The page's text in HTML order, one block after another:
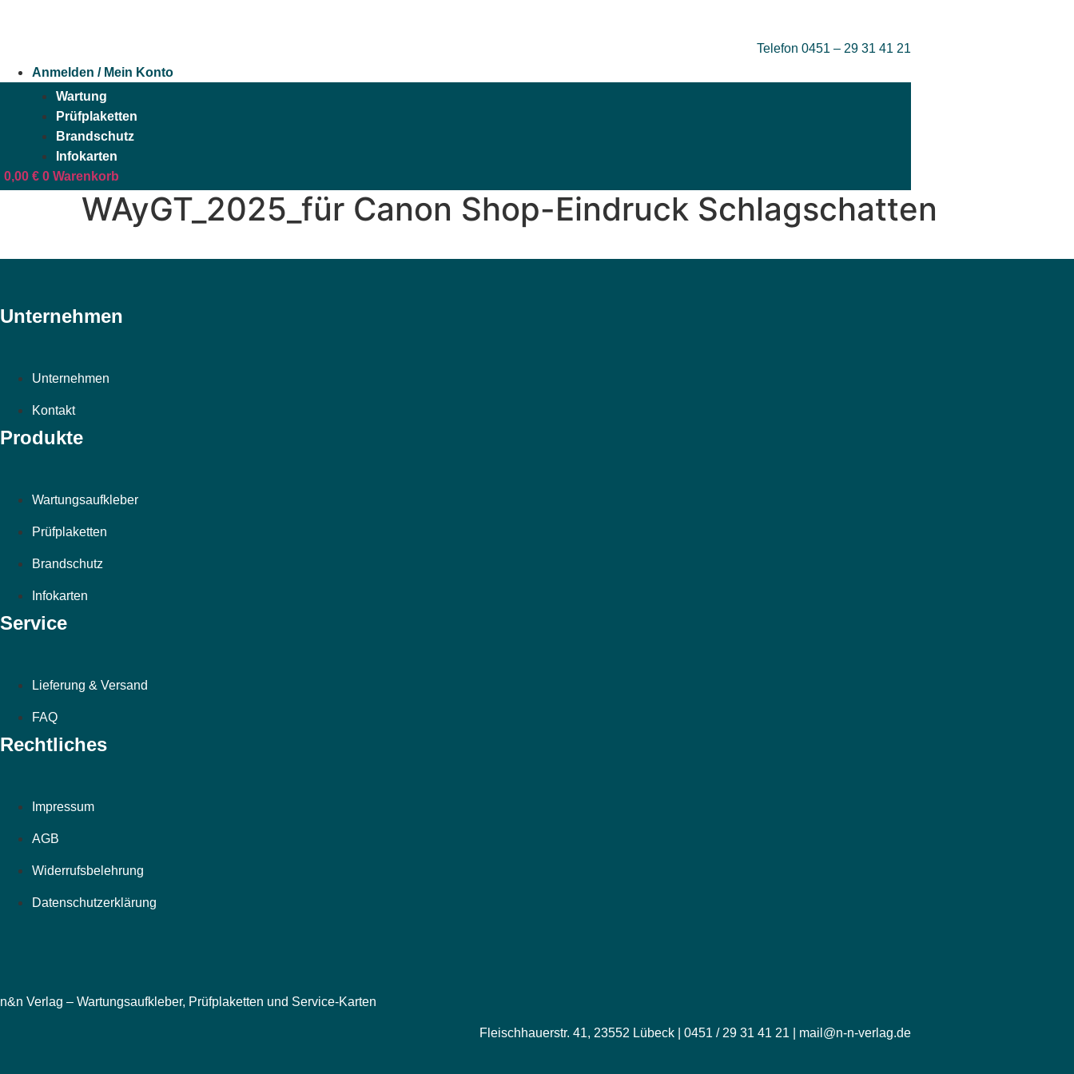
Telefon 0451 – 29 31 41 21
Anmelden / Mein Konto
Wartung
Prüfplaketten
Brandschutz
Infokarten
0,00 € 0 Warenkorb
WAyGT_2025_für Canon Shop-Eindruck Schlagschatten
Unternehmen
Unternehmen
Kontakt
Produkte
Wartungsaufkleber
Prüfplaketten
Brandschutz
Infokarten
Service
Lieferung & Versand
FAQ
Rechtliches
Impressum
AGB
Widerrufsbelehrung
Datenschutzerklärung
n&n Verlag – Wartungsaufkleber, Prüfplaketten und Service-Karten
Fleischhauerstr. 41, 23552 Lübeck | 0451 / 29 31 41 21 | mail@n-n-verlag.de